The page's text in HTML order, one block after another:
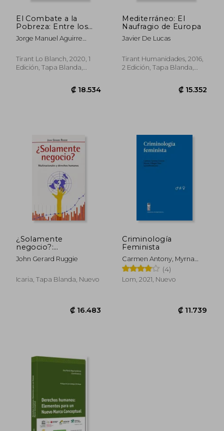
₡ 22.572
El Combate a la
Pobreza: Entre los
Derechos y los
Limites
Jorge Manuel Aguirre
Tirant Lo Blanch, 2020, 1
Edición, Tapa Blanda,
Mediterráneo: El
Naufragio de Europa
Javier De Lucas
Tirant Humanidades, 2016,
2 Edición, Tapa Blanda,
¿Solamente
negocio?:
Multinacionales y
derechos humanos
John Gerard Ruggie
Icaria, Tapa Blanda, Nuevo
Criminología
Feminista
Carmen Antony, Myrna
Villegas
(4)
Lom, 2021, Nuevo